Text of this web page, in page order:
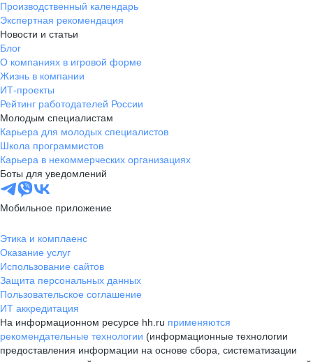
Производственный календарь
Экспертная рекомендация
Новости и статьи
Блог
О компаниях в игровой форме
Жизнь в компании
ИТ-проекты
Рейтинг работодателей России
Молодым специалистам
Карьера для молодых специалистов
Школа программистов
Карьера в некоммерческих организациях
Боты для уведомлений
Мобильное приложение
Этика и комплаенс
Оказание услуг
Использование сайтов
Защита персональных данных
Пользовательское соглашение
ИТ аккредитация
На информационном ресурсе hh.ru применяются
рекомендательные технологии (информационные технологии
предоставления информации на основе сбора, систематизации